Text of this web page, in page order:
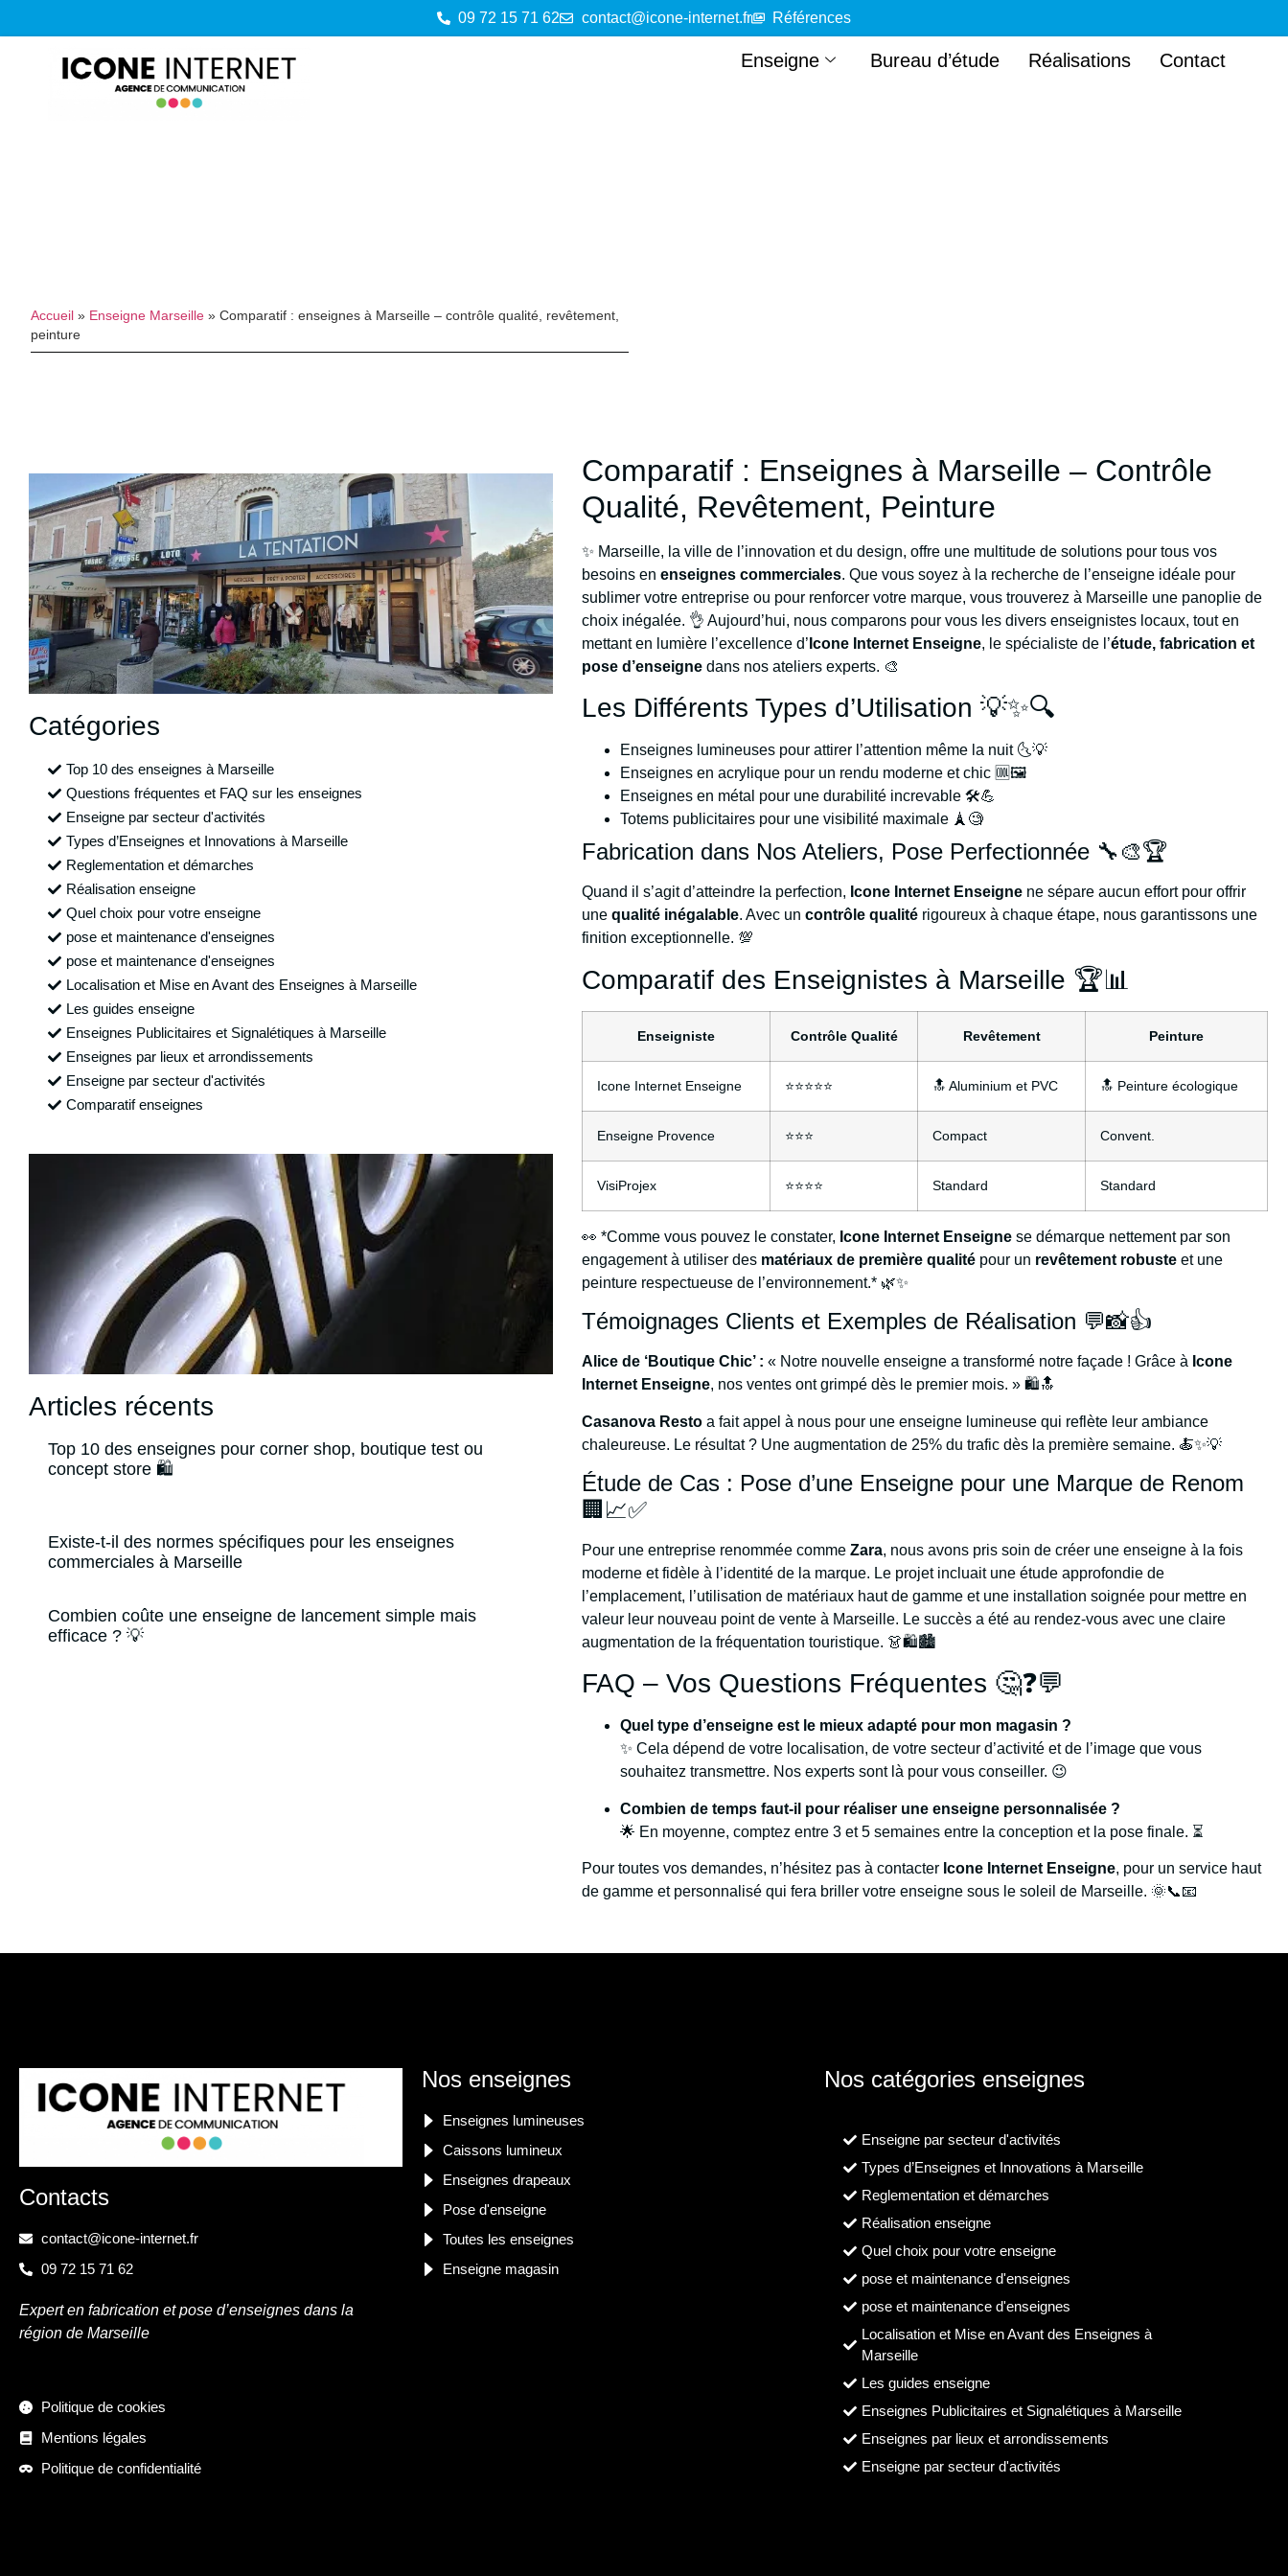
09 72 15 71 62 contact@icone-internet.fr Références
Enseigne Bureau d’étude Réalisations Contact
Accueil » Enseigne Marseille » Comparatif : enseignes à Marseille – contrôle qualité, revêtement,
peinture
Catégories
Top 10 des enseignes à Marseille
Questions fréquentes et FAQ sur les enseignes
Enseigne par secteur d'activités
Types d’Enseignes et Innovations à Marseille
Reglementation et démarches
Réalisation enseigne
Quel choix pour votre enseigne
pose et maintenance d'enseignes
pose et maintenance d'enseignes
Localisation et Mise en Avant des Enseignes à Marseille
Les guides enseigne
Enseignes Publicitaires et Signalétiques à Marseille
Enseignes par lieux et arrondissements
Enseigne par secteur d'activités
Comparatif enseignes
Articles récents
Top 10 des enseignes pour corner shop, boutique test ou
concept store 🛍️
Existe-t-il des normes spécifiques pour les enseignes
commerciales à Marseille
Combien coûte une enseigne de lancement simple mais
efficace ? 💡
Comparatif : Enseignes à Marseille – Contrôle
Qualité, Revêtement, Peinture
✨ Marseille, la ville de l’innovation et du design, offre une multitude de solutions pour tous vos
besoins enenseignes commerciales. Que vous soyez à la recherche de l’enseigne idéale pour
sublimer votre entreprise ou pour renforcer votre marque, vous trouverez à Marseille une panoplie de
choix inégalée. 👌 Aujourd’hui, nous comparons pour vous les divers enseignistes locaux, tout en
mettant en lumière l’excellence d’ Icone Internet Enseigne, le spécialiste de l’étude, fabrication et
pose d’enseigne dans nos ateliers experts. 🎨
Les Différents Types d’Utilisation 💡✨🔍
Enseignes lumineuses pour attirer l’attention même la nuit 🌜💡
Enseignes en acrylique pour un rendu moderne et chic 🆒🖼️
Enseignes en métal pour une durabilité increvable 🛠️💪
Totems publicitaires pour une visibilité maximale 🗼🧐
Fabrication dans Nos Ateliers, Pose Perfectionnée 🔧🎨🏆
Quand il s’agit d’atteindre la perfection, Icone Internet Enseigne ne sépare aucun effort pour offrir
unequalité inégalable. Avec uncontrôle qualité rigoureux à chaque étape, nous garantissons une
finition exceptionnelle. 💯
Comparatif des Enseignistes à Marseille 🏆📊
Enseigniste Contrôle Qualité Revêtement Peinture
Icone Internet Enseigne ⭐⭐⭐⭐⭐ 🔝 Aluminium et PVC 🔝 Peinture écologique
Enseigne Provence ⭐⭐⭐ Compact Convent.
VisiProjex ⭐⭐⭐⭐ Standard Standard
👀 *Comme vous pouvez le constater, Icone Internet Enseigne se démarque nettement par son
engagement à utiliser des matériaux de première qualité pour un revêtement robuste et une
peinture respectueuse de l’environnement.* 🌿✨
Témoignages Clients et Exemples de Réalisation 💬📸👍
Alice de ‘Boutique Chic’ : « Notre nouvelle enseigne a transformé notre façade ! Grâce à Icone
Internet Enseigne, nos ventes ont grimpé dès le premier mois. » 🛍️🔝
Casanova Resto a fait appel à nous pour une enseigne lumineuse qui reflète leur ambiance
chaleureuse. Le résultat ? Une augmentation de 25% du trafic dès la première semaine. 🍝✨💡
Étude de Cas : Pose d’une Enseigne pour une Marque de Renom
🏢📈✅
Pour une entreprise renommée commeZara, nous avons pris soin de créer une enseigne à la fois
moderne et fidèle à l’identité de la marque. Le projet incluait une étude approfondie de
l’emplacement, l’utilisation de matériaux haut de gamme et une installation soignée pour mettre en
valeur leur nouveau point de vente à Marseille. Le succès a été au rendez-vous avec une claire
augmentation de la fréquentation touristique. 👗🛍️🏙️
FAQ – Vos Questions Fréquentes 🤔❓💬
Quel type d’enseigne est le mieux adapté pour mon magasin ?
✨ Cela dépend de votre localisation, de votre secteur d’activité et de l’image que vous
souhaitez transmettre. Nos experts sont là pour vous conseiller. 😉
Combien de temps faut-il pour réaliser une enseigne personnalisée ?
🌟 En moyenne, comptez entre 3 et 5 semaines entre la conception et la pose finale. ⏳
Pour toutes vos demandes, n’hésitez pas à contacter Icone Internet Enseigne, pour un service haut
de gamme et personnalisé qui fera briller votre enseigne sous le soleil de Marseille. 🌞📞📧
Contacts
contact@icone-internet.fr
09 72 15 71 62
Expert en fabrication et pose d’enseignes dans la
région de Marseille
Politique de cookies
Mentions légales
Politique de confidentialité
Nos enseignes
Enseignes lumineuses
Caissons lumineux
Enseignes drapeaux
Pose d'enseigne
Toutes les enseignes
Enseigne magasin
Nos catégories enseignes
Enseigne par secteur d'activités
Types d’Enseignes et Innovations à Marseille
Reglementation et démarches
Réalisation enseigne
Quel choix pour votre enseigne
pose et maintenance d'enseignes
pose et maintenance d'enseignes
Localisation et Mise en Avant des Enseignes à
Marseille
Les guides enseigne
Enseignes Publicitaires et Signalétiques à Marseille
Enseignes par lieux et arrondissements
Enseigne par secteur d'activités